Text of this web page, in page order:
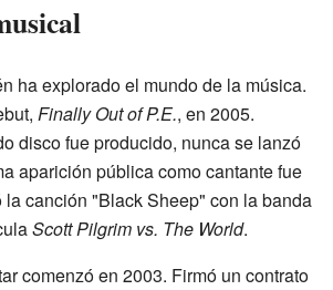
ha explorado el mundo de la música.
Finally Out of P.E., en 2005.
disco fue producido, nunca se lanzó
aparición pública como cantante fue
la canción "Black Sheep" con la banda
Scott Pilgrim vs. The World.
comenzó en 2003. Firmó un contrato